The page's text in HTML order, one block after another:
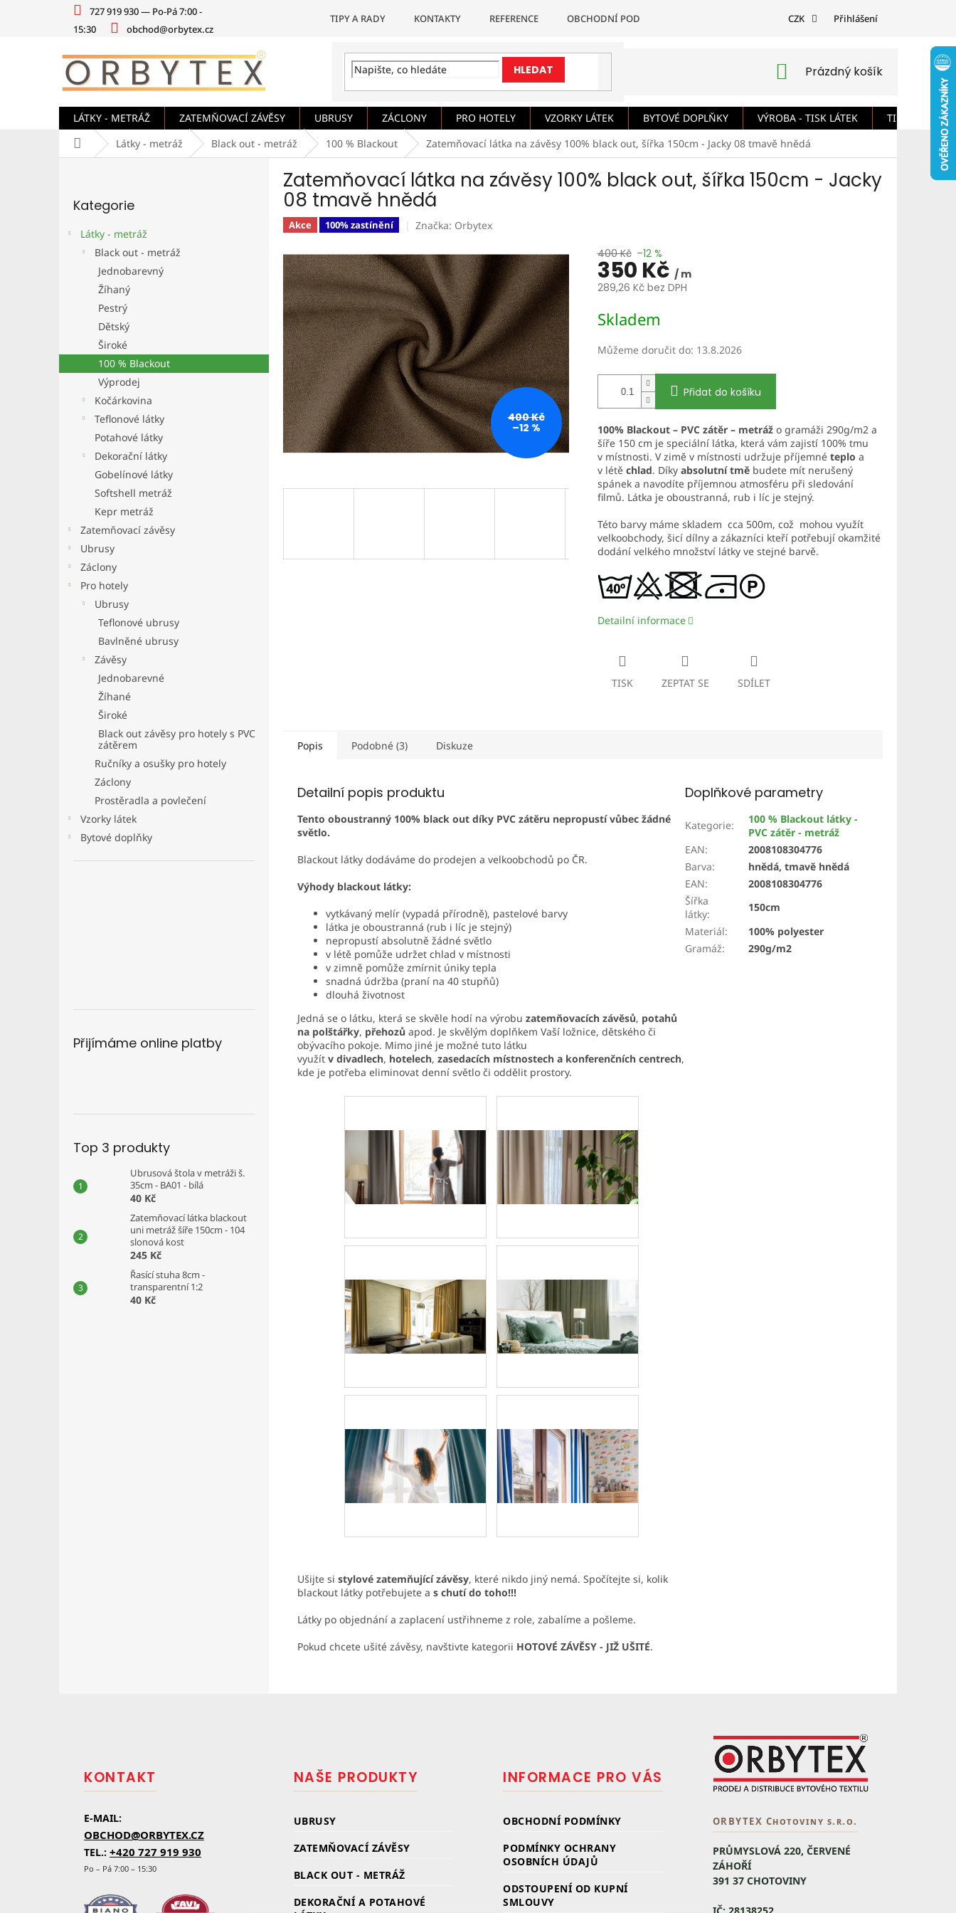
727 919 930 — Po-Pá 7:00 -
15:30
obchod@orbytex.cz
TIPY A RADY KONTAKTY REFERENCE OBCHODNÍ PODMÍNKY PODMÍNKY OCHRANY OSOBNÍCH ÚDAJŮ
CZK Přihlášení
HLEDAT
NÁKUPNÍ
Prázdný košík
LÁTKY - METRÁŽ ZATEMŇOVACÍ ZÁVĚSY UBRUSY ZÁCLONY PRO HOTELY VZORKY LÁTEK BYTOVÉ DOPLŇKY VÝROBA - TISK LÁTEK
TIPY A RADY
Domů Látky - metráž Black out - metráž 100 % Blackout Zatemňovací látka na závěsy 100% black out, šířka 150cm - Jacky 08 tmavě hnědá
e
l
kategorie
Kategorie
Látky - metráž
Black out - metráž
Jednobarevný
Žíhaný
Pestrý
Dětský
Široké
100 % Blackout
Výprodej
Kočárkovina
Teflonové látky
Potahové látky
Dekorační látky
Gobelínové látky
Softshell metráž
Kepr metráž
Zatemňovací závěsy
Ubrusy
Záclony
Pro hotely
Ubrusy
Teflonové ubrusy
Bavlněné ubrusy
Závěsy
Jednobarevné
Žíhané
Široké
Black out závěsy pro hotely s PVC
zátěrem
Ručníky a osušky pro hotely
Záclony
Prostěradla a povlečení
Vzorky látek
Bytové doplňky
Přijímáme online platby
Top 3 produkty
Ubrusová štola v metráži š.
35cm - BA01 - bílá
40 Kč
Zatemňovací látka blackout
uni metráž šíře 150cm - 104
slonová kost
245 Kč
Řasící stuha 8cm -
transparentní 1:2
40 Kč
Zatemňovací látka na závěsy 100% black out, šířka 150cm - Jacky
08 tmavě hnědá
Akce 100% zastínění Značka: Orbytex
400 Kč
–12 %
400 Kč –12 %
350 Kč / m
289,26 Kč bez DPH
cena:
Skladem
Můžeme doručit do: 13.8.2026
Přidat do košíku
100% Blackout – PVC zátěr – metrážo gramáži 290g/m2 a
šíře 150 cm je speciální látka, která vám zajistí 100% tmu
v místnosti. V zimě v místnosti udržuje příjemné teplo a
v létě chlad. Díky absolutní tměbudete mít nerušený
spánek a navodíte příjemnou atmosféru při sledování
filmů. Látka je oboustranná, rub i líc je stejný.
Této barvy máme skladem cca 500m, což mohou využít
velkoobchody, šicí dílny a zákazníci kteří potřebují okamžité
dodání velkého množství látky ve stejné barvě.
Detailní informace
TISK ZEPTAT SE SDÍLET
Popis Podobné (3) Diskuze
Detailní popis produktu
Tento oboustranný 100% black out díky PVC zátěru nepropustí vůbec žádné
světlo.
Blackout látky dodáváme do prodejen a velkoobchodů po ČR.
Výhody blackout látky:
vytkávaný melír (vypadá přírodně), pastelové barvy
látka je oboustranná (rub i líc je stejný)
nepropustí absolutně žádné světlo
v létě pomůže udržet chlad v místnosti
v zimně pomůže zmírnit úniky tepla
snadná údržba (praní na 40 stupňů)
dlouhá životnost
Jedná se o látku, která se skvěle hodí na výrobu zatemňovacích závěsů, potahů
na polštářky, přehozů apod. Je skvělým doplňkem Vaší ložnice, dětského či
obývacího pokoje. Mimo jiné je možné tuto látku
využít v divadlech, hotelech, zasedacích místnostech a konferenčních centrech,
kde je potřeba eliminovat denní světlo či oddělit prostory.
Ušijte si stylové zatemňující závěsy, které nikdo jiný nemá. Spočítejte si, kolik
blackout látky potřebujete a s chutí do toho!!!
Látky po objednání a zaplacení ustřihneme z role, zabalíme a pošleme.
Pokud chcete ušité závěsy, navštivte kategorii HOTOVÉ ZÁVĚSY - JIŽ UŠITÉ.
Doplňkové parametry
Kategorie:
100 % Blackout látky -
PVC zátěr - metráž
EAN:
2008108304776
Barva:
hnědá, tmavě hnědá
EAN:
2008108304776
Šířka
látky:
150cm
Materiál:
100% polyester
Gramáž: 290g/m2
KONTAKT
E-MAIL:
OBCHOD@ORBYTEX.CZ
TEL.: +420 727 919 930
Po – Pá 7:00 – 15:30
NAŠE PRODUKTY
UBRUSY
ZATEMŇOVACÍ ZÁVĚSY
BLACK OUT - METRÁŽ
DEKORAČNÍ A POTAHOVÉ
INFORMACE PRO VÁS
OBCHODNÍ PODMÍNKY
PODMÍNKY OCHRANY
OSOBNÍCH ÚDAJŮ
ODSTOUPENÍ OD KUPNÍ
SMLOUVY
ORBYTEX Chotoviny s.r.o.
PRŮMYSLOVÁ 220, ČERVENÉ
ZÁHOŘÍ
391 37 CHOTOVINY